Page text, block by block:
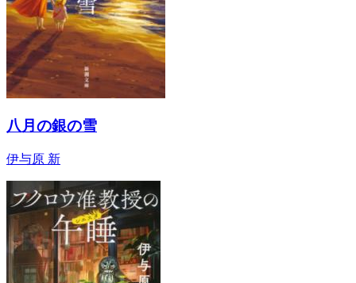
八月の銀の雪
伊与原 新